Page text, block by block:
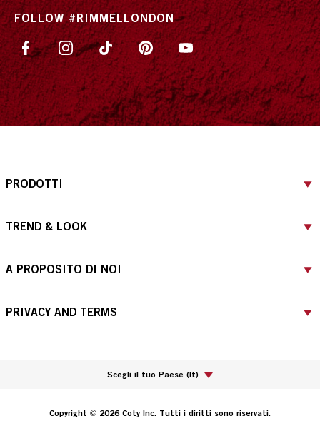
FOLLOW #RIMMELLONDON
PRODOTTI
TREND & LOOK
A PROPOSITO DI NOI
PRIVACY AND TERMS
Scegli il tuo Paese (It)
Copyright © 2026 Coty Inc. Tutti i diritti sono riservati.